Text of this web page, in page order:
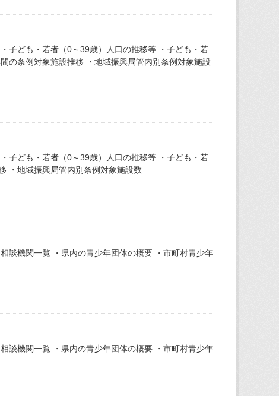
子ども・若者（0～39歳）人口の推移等 ・子ども・若
の条例対象施設推移 ・地域振興局管内別条例対象施設
子ども・若者（0～39歳）人口の推移等 ・子ども・若
・地域振興局管内別条例対象施設数
談機関一覧 ・県内の青少年団体の概要 ・市町村青少年
談機関一覧 ・県内の青少年団体の概要 ・市町村青少年